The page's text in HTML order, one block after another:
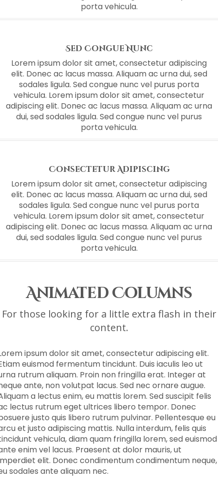
porta vehicula.
Sed Congue Nunc
Lorem ipsum dolor sit amet, consectetur adipiscing
elit. Donec ac lacus massa. Aliquam ac urna dui, sed
sodales ligula. Sed congue nunc vel purus porta
vehicula. Lorem ipsum dolor sit amet, consectetur
adipiscing elit. Donec ac lacus massa. Aliquam ac urna
dui, sed sodales ligula. Sed congue nunc vel purus
porta vehicula.
Consectetur Adipiscing
Lorem ipsum dolor sit amet, consectetur adipiscing
elit. Donec ac lacus massa. Aliquam ac urna dui, sed
sodales ligula. Sed congue nunc vel purus porta
vehicula. Lorem ipsum dolor sit amet, consectetur
adipiscing elit. Donec ac lacus massa. Aliquam ac urna
dui, sed sodales ligula. Sed congue nunc vel purus
porta vehicula.
Animated Columns
For those looking for a little extra flash in their
content.
ipsum dolor sit amet, consectetur adipiscing elit.
euismod fermentum tincidunt. Duis iaculis leo ut
rutrum aliquam. Proin non fringilla erat. Integer at
ante, non volutpat lacus. Sed nec ornare augue.
a lectus enim, eu mattis lorem. Sed suscipit felis
lectus rutrum eget ultrices libero tempor. Donec
justo quis libero rutrum pulvinar. Pellentesque eu
et justo adipiscing mattis. Nulla interdum, felis quis
vehicula, diam quam fringilla lorem, sed euismod
enim vel lacus. Praesent at dolor mauris, ut
elit. Donec condimentum condimentum neque,
sodales ante aliquam nec.